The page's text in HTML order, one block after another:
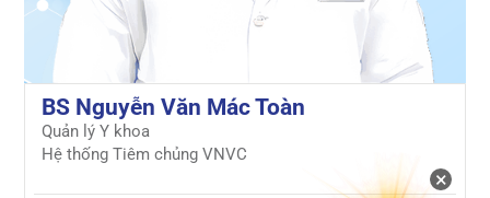
BS Nguyễn Văn Mác Toàn
Quản lý Y khoa
Hệ thống Tiêm chủng VNVC
×